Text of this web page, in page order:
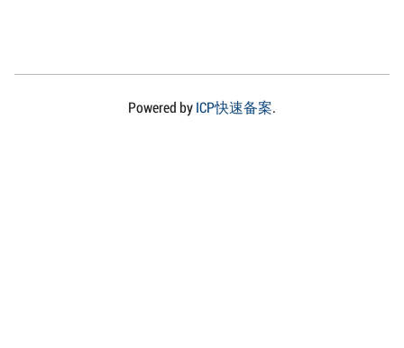
Powered byICP快速备案.